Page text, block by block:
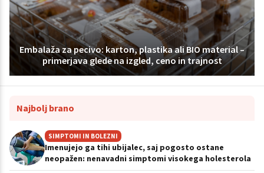
Embalaža za pecivo: karton, plastika ali BIO material –
primerjava glede na izgled, ceno in trajnost
Najbolj brano
SIMPTOMI IN BOLEZNI
Imenujejo ga tihi ubijalec, saj pogosto ostane
neopažen: nenavadni simptomi visokega holesterola